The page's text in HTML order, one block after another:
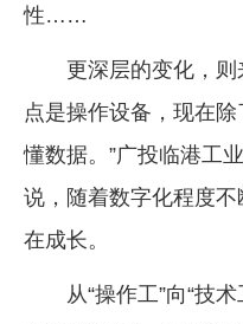
性……
更深层的变化，
点是操作设备，现在除
懂数据。”广投临港工
说，随着数字化程度
在成长。
从“操作工”向“技